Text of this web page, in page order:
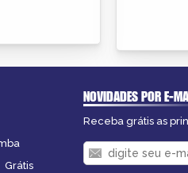
Grátis
NOVIDADES POR E-
Receba grátis as